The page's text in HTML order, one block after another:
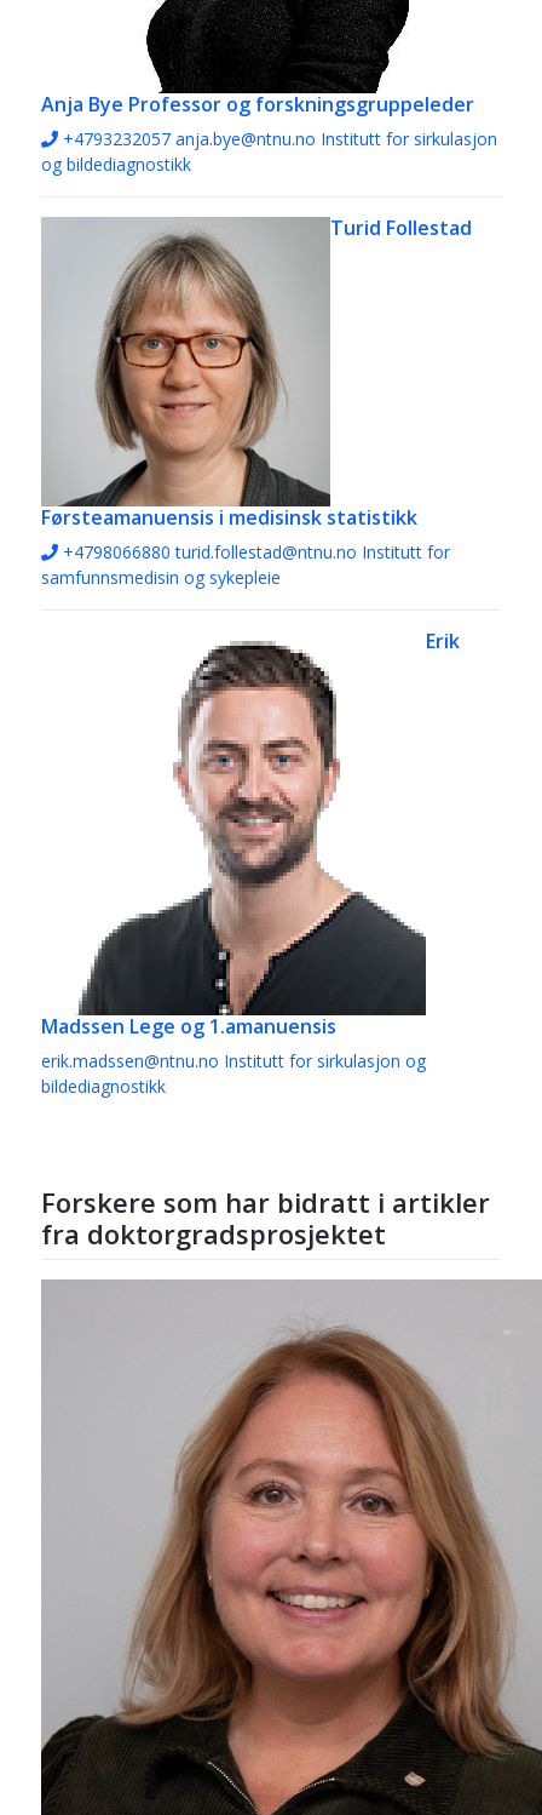
Anja Bye Professor og forskningsgruppeleder
+4793232057 anja.bye@ntnu.no Institutt for sirkulasjon
og bildediagnostikk
Turid Follestad
Førsteamanuensis i medisinsk statistikk
+4798066880 turid.follestad@ntnu.no Institutt for
samfunnsmedisin og sykepleie
Erik
Madssen Lege og 1.amanuensis
erik.madssen@ntnu.no Institutt for sirkulasjon og
bildediagnostikk
Forskere som har bidratt i artikler
fra doktorgradsprosjektet